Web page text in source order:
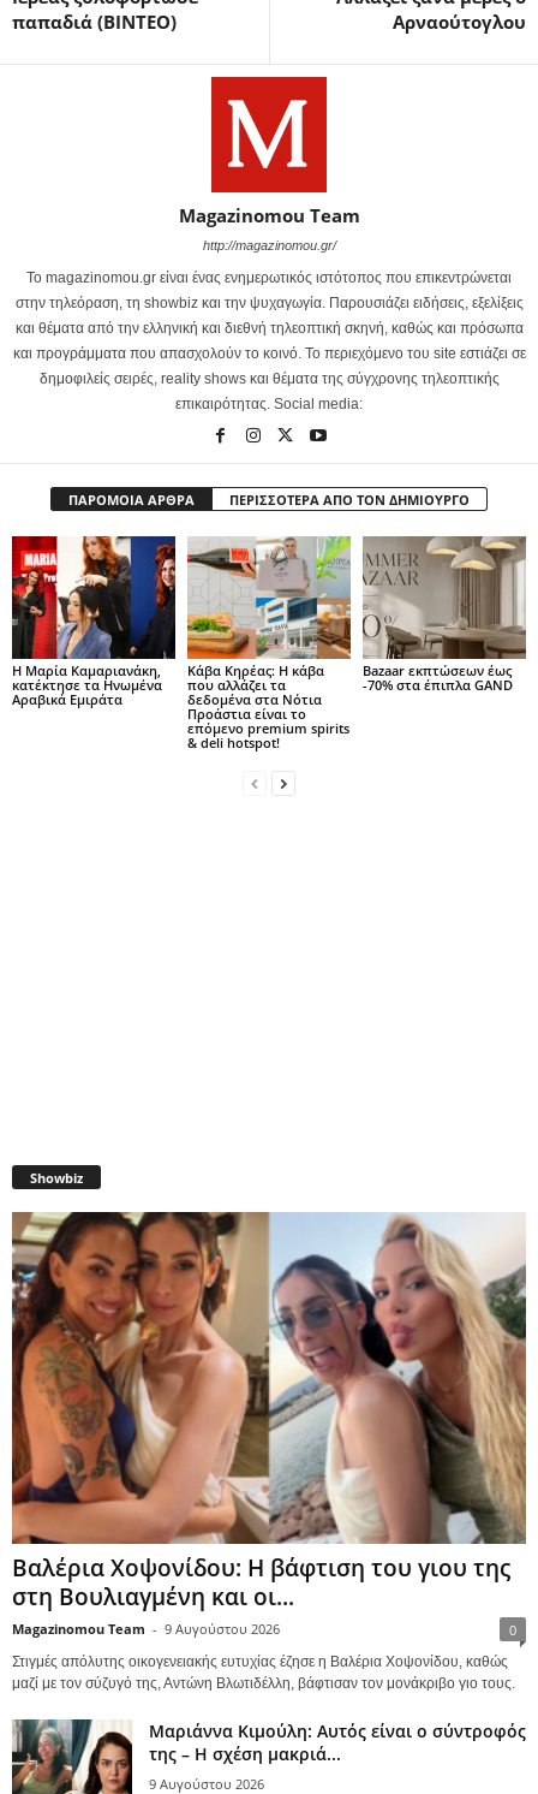
παπαδιά (ΒΙΝΤΕΟ)
Αρναούτογλου
Magazinomou Team
http://magazinomou.gr/
Το magazinomou.gr είναι ένας ενημερωτικός ιστότοπος που επικεντρώνεται
στην τηλεόραση, τη showbiz και την ψυχαγωγία. Παρουσιάζει ειδήσεις, εξελίξεις
και θέματα από την ελληνική και διεθνή τηλεοπτική σκηνή, καθώς και πρόσωπα
και προγράμματα που απασχολούν το κοινό. Το περιεχόμενο του site εστιάζει σε
δημοφιλείς σειρές, reality shows και θέματα της σύγχρονης τηλεοπτικής
επικαιρότητας. Social media:
ΠΑΡΟΜΟΙΑ ΑΡΘΡΑ ΠΕΡΙΣΣΟΤΕΡΑ ΑΠΟ ΤΟΝ ΔΗΜΙΟΥΡΓΟ
Η Μαρία Καμαριανάκη,
κατέκτησε τα Ηνωμένα
Αραβικά Εμιράτα
Κάβα Κηρέας: Η κάβα
που αλλάζει τα
δεδομένα στα Νότια
Προάστια είναι το
επόμενο premium spirits
& deli hotspot!
Bazaar εκπτώσεων έως
-70% στα έπιπλα GAND
Showbiz
Βαλέρια Χοψονίδου: Η βάφτιση του γιου της
στη Βουλιαγμένη και οι...
Magazinomou Team - 9 Αυγούστου 2026 0
Στιγμές απόλυτης οικογενειακής ευτυχίας έζησε η Βαλέρια Χοψονίδου, καθώς
μαζί με τον σύζυγό της, Αντώνη Βλωτιδέλλη, βάφτισαν τον μονάκριβο γιο τους.
Μαριάννα Κιμούλη: Αυτός είναι ο σύντροφός
της – Η σχέση μακριά...
9 Αυγούστου 2026